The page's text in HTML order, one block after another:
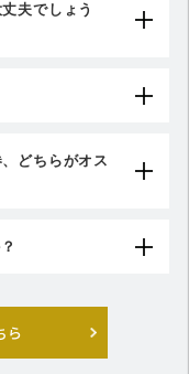
にお越しいただき
た部位に効かず、最悪
ていただけることが私
やりがいとなっておりま
夫でしょう
のとなっております。
メニューを組むので、
どちらがオス
ングコースをオススメ
」のついたライフプラ
ているため、2ヶ月で
客様には、その旨をお
ら